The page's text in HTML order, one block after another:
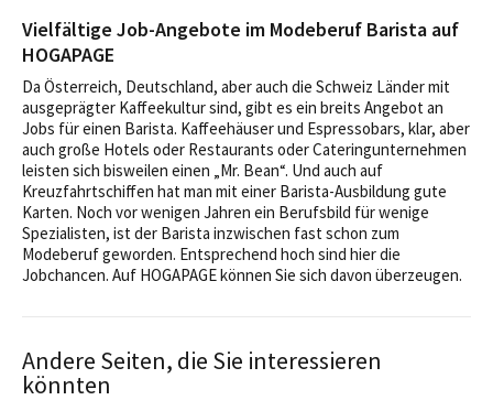
Vielfältige Job-Angebote im Modeberuf Barista auf
HOGAPAGE
Da Österreich, Deutschland, aber auch die Schweiz Länder mit
ausgeprägter Kaffeekultur sind, gibt es ein breits Angebot an
Jobs für einen Barista. Kaffeehäuser und Espressobars, klar, aber
auch große Hotels oder Restaurants oder Cateringunternehmen
leisten sich bisweilen einen „Mr. Bean“. Und auch auf
Kreuzfahrtschiffen hat man mit einer Barista-Ausbildung gute
Karten. Noch vor wenigen Jahren ein Berufsbild für wenige
Spezialisten, ist der Barista inzwischen fast schon zum
Modeberuf geworden. Entsprechend hoch sind hier die
Jobchancen. Auf HOGAPAGE können Sie sich davon überzeugen.
Andere Seiten, die Sie interessieren
könnten